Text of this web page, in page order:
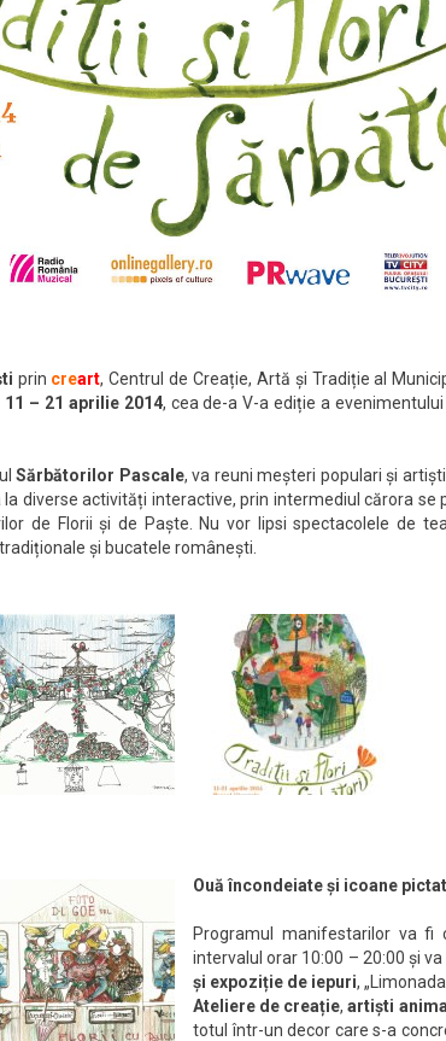
prin creart, Centrul de Creație, Artă și Tradiție al
11 – 21 aprilie 2014, cea de-a V-a ediție a evenimentului
Sărbătorilor Pascale, va reuni meșteri populari și
diverse activități interactive, prin intermediul cărora se
de Florii și de Paște. Nu vor lipsi spectacolele de
și bucatele românești.
Ouă încondeiate și icoane
Programul manifestarilor va fi
intervalul orar 10:00 – 20:00 și va
și expoziție de iepuri,
Ateliere de creație,artiști
totul într-un decor care s-a